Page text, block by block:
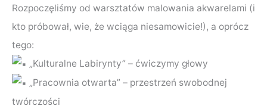
Rozpoczęliśmy od warsztatów malowania akwarelami (i
kto próbował, wie, że wciąga niesamowicie!), a oprócz
tego:
„Kulturalne Labirynty” – ćwiczymy głowy
„Pracownia otwarta” – przestrzeń swobodnej
twórczości